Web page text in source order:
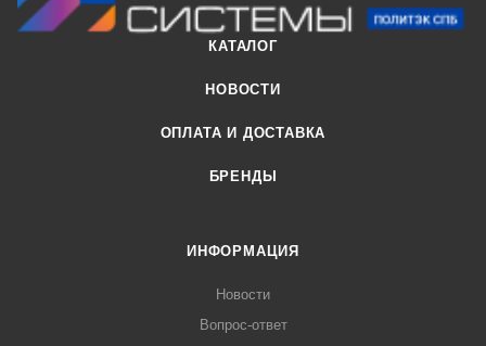
КАТАЛОГ
НОВОСТИ
ОПЛАТА И ДОСТАВКА
БРЕНДЫ
ИНФОРМАЦИЯ
Новости
Вопрос-ответ